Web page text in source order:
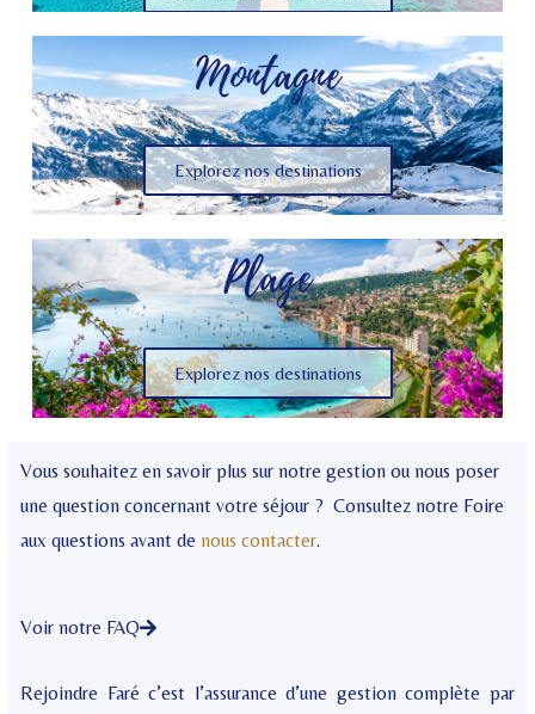
Montagne
Explorez nos destinations
Plage
Explorez nos destinations
Vous souhaitez en savoir plus sur notre gestion ou nous poser
une question concernant votre séjour ? Consultez notre Foire
aux questions avant de nous contacter.
Voir notre FAQ
Rejoindre Faré c’est l’assurance d’une gestion complète par